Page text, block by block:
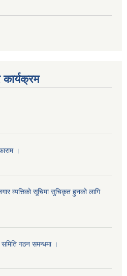
कार्यक्रम
।
व्यत्तिको सूचिमा सुचिकृत हुनको लागि
समिति गठन समन्धमा ।